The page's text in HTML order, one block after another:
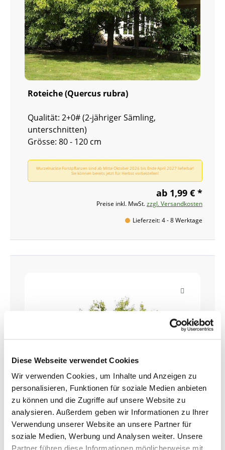
Diese Webseite verwendet Cookies
Wir verwenden Cookies, um Inhalte und Anzeigen zu
personalisieren, Funktionen für soziale Medien anbieten
zu können und die Zugriffe auf unsere Website zu
analysieren. Außerdem geben wir Informationen zu Ihrer
Verwendung unserer Website an unsere Partner für
soziale Medien, Werbung und Analysen weiter. Unsere
Roteiche (Quercus rubra)
Qualität: 2+0# (2-jähriger Sämling,
unterschnitten)
Grösse: 80 - 120 cm
Wurzelnackte Forstpflanzen sind ab Mitte Oktober 2026 bis Ende April 2027 lieferbar!
Sie können bereits jetzt für Herbst vorbestellen!
ab 1,99 € *
Preise inkl. MwSt.zzgl. Versandkosten
Lieferzeit: 4 - 8 Werktage